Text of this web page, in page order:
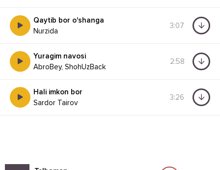
Qaytib bor o'shanga
Nurzida
3:07
Yuragim navosi
AbroBey, ShohUzBack
2:58
Hali imkon bor
Sardor Tairov
3:26